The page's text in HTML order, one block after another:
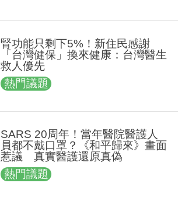
腎功能只剩下5%！新住民感謝
「台灣健保」換來健康：台灣醫生
救人優先
熱門議題
SARS 20周年！當年醫院醫護人
員都不戴口罩？《和平歸來》畫面
惹議 真實醫護還原真偽
熱門議題